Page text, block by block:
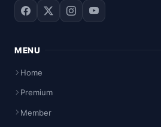
MENU
Home
Premium
Member